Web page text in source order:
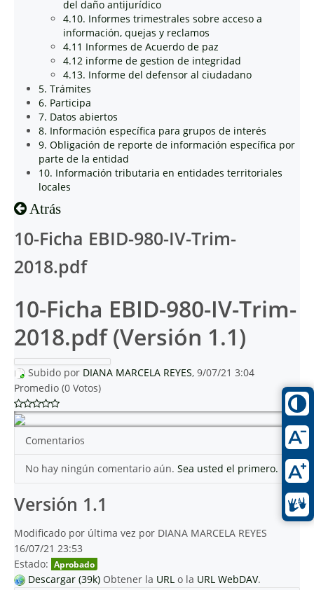
del daño antijurídico
4.10. Informes trimestrales sobre acceso a
información, quejas y reclamos
4.11 Informes de Acuerdo de paz
4.12 informe de gestion de integridad
4.13. Informe del defensor al ciudadano
5. Trámites
6. Participa
7. Datos abiertos
8. Información específica para grupos de interés
9. Obligación de reporte de información específica por
parte de la entidad
10. Información tributaria en entidades territoriales
locales
Atrás
10-Ficha EBID-980-IV-Trim-
2018.pdf
10-Ficha EBID-980-IV-Trim-
2018.pdf (Versión 1.1)
Subido por DIANA MARCELA REYES, 9/07/21 3:04
Promedio (0 Votos)
Comentarios
No hay ningún comentario aún. Sea usted el primero.
Versión 1.1
Modificado por última vez por DIANA MARCELA REYES
16/07/21 23:53
Estado: Aprobado
Descargar (39k) Obtener la URL o la URL WebDAV.